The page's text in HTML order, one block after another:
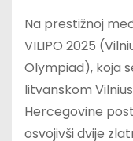
Na prestižnoj
VILIPO 2025
Olympiad), koja
litvanskom
Hercegovine
osvojivši dvije